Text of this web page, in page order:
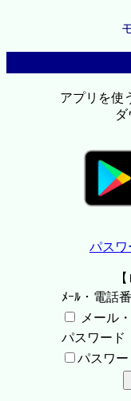
アプリを使
パスワ
ﾒｰﾙ・電話
メール
パスワード
パスワ